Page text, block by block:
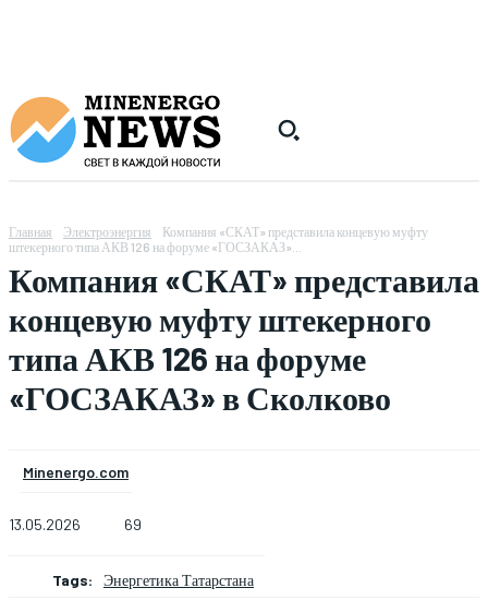
Главная Электроэнергия
Компания «СКАТ» представила концевую муфту
штекерного типа АКВ 126 на форуме «ГОСЗАКАЗ»...
Компания «СКАТ» представила
концевую муфту штекерного
типа АКВ 126 на форуме
«ГОСЗАКАЗ» в Сколково
Minenergo.com
13.05.2026 69
Tags: Энергетика Татарстана